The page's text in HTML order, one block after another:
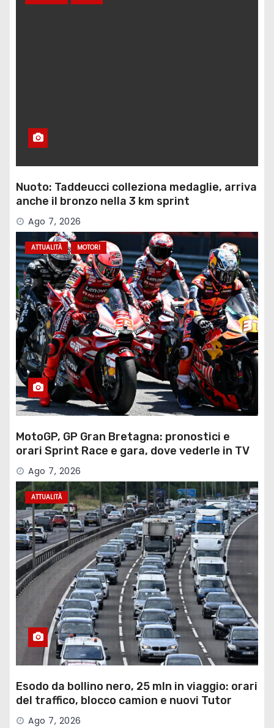
Nuoto: Taddeucci colleziona medaglie, arriva
anche il bronzo nella 3 km sprint
Ago 7, 2026
ATTUALITÀ MOTORI
MotoGP, GP Gran Bretagna: pronostici e
orari Sprint Race e gara, dove vederle in TV
Ago 7, 2026
ATTUALITÀ
Esodo da bollino nero, 25 mln in viaggio: orari
del traffico, blocco camion e nuovi Tutor
Ago 7, 2026